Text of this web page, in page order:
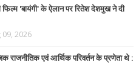
फिल्म 'बायंगी' के ऐलान पर रितेश देशमुख ने दी
09, 2026
राजनीतिक एवं आर्थिक परिवर्तन के प्रणेता थे :